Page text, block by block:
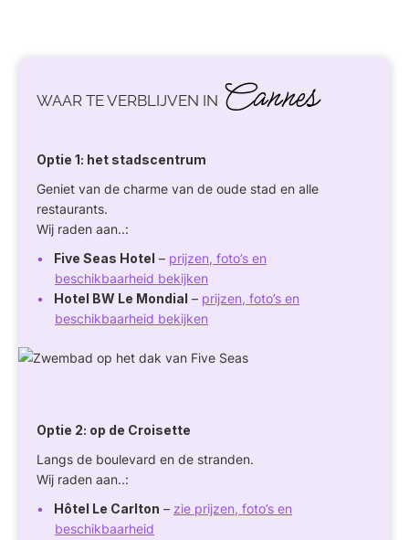
WAAR TE VERBLIJVEN IN Cannes
Optie 1: het stadscentrum
Geniet van de charme van de oude stad en alle
restaurants.
Wij raden aan..:
Five Seas Hotel – prijzen, foto’s en
beschikbaarheid bekijken
Hotel BW Le Mondial – prijzen, foto’s en
beschikbaarheid bekijken
Optie 2: op de Croisette
Langs de boulevard en de stranden.
Wij raden aan..:
Hôtel Le Carlton – zie prijzen, foto’s en
beschikbaarheid